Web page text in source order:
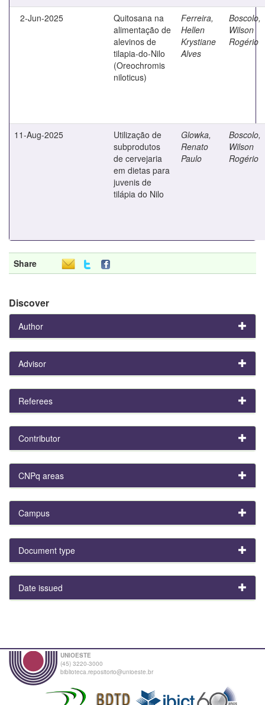
2-Jun-2025
Quitosana na
alimentação de
alevinos de
tilapia-do-Nilo
(Oreochromis
niloticus)
Ferreira,
Hellen
Krystiane
Alves
Boscolo,
Wilson
Rogério
11-Aug-2025
Utilização de
subprodutos
de cervejaria
em dietas para
juvenis de
tilápia do Nilo
Glowka,
Renato
Paulo
Boscolo,
Wilson
Rogério
Share
Discover
Author
Advisor
Referees
Contributor
CNPq areas
Campus
Document type
Date issued
UNIOESTE
(45) 3220-3000
biblioteca.repositorio@unioeste.br